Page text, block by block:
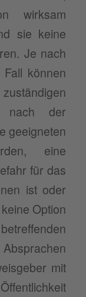
wirksam
sie keine
Je nach
können
nach der
geeigneten
eine
für das
ist oder
Option
mit